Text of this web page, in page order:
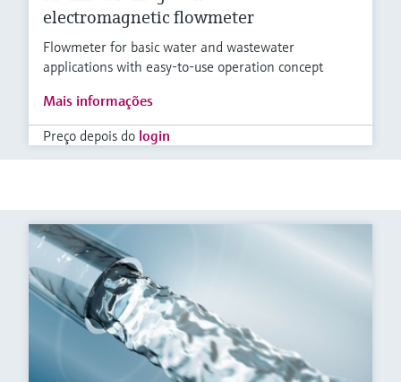
electromagnetic flowmeter
Flowmeter for basic water and wastewater
applications with easy-to-use operation concept
Mais informações
Preço depois do login